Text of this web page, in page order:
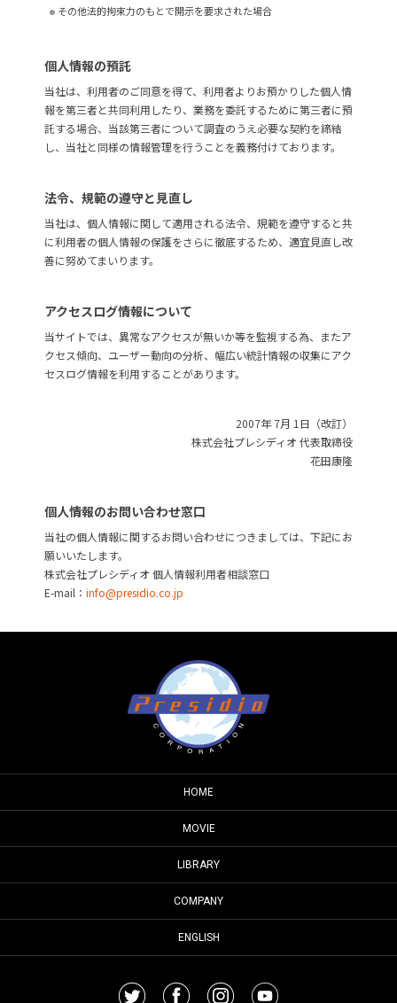
その他法的拘束力のもとで開示を要求された場合
個人情報の預託
当社は、利用者のご同意を得て、利用者よりお預かりした個人情
報を第三者と共同利用したり、業務を委託するために第三者に預
託する場合、当該第三者について調査のうえ必要な契約を締結
し、当社と同様の情報管理を行うことを義務付けております。
法令、規範の遵守と見直し
当社は、個人情報に関して適用される法令、規範を遵守すると共
に利用者の個人情報の保護をさらに徹底するため、適宜見直し改
善に努めてまいります。
アクセスログ情報について
当サイトでは、異常なアクセスが無いか等を監視する為、またア
クセス傾向、ユーザー動向の分析、幅広い統計情報の収集にアク
セスログ情報を利用することがあります。
2007年 7月 1日（改訂）
株式会社プレシディオ 代表取締役
花田康隆
個人情報のお問い合わせ窓口
当社の個人情報に関するお問い合わせにつきましては、下記にお
願いいたします。
株式会社プレシディオ 個人情報利用者相談窓口
E-mail： info@presidio.co.jp
HOME
MOVIE
LIBRARY
COMPANY
ENGLISH